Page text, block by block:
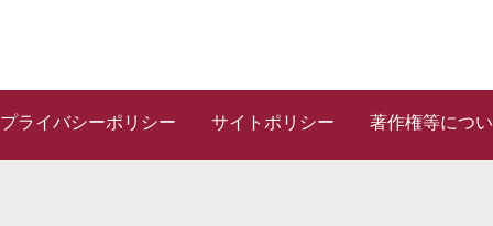
プライバシーポリシー サイトポリシー 著作権等につ